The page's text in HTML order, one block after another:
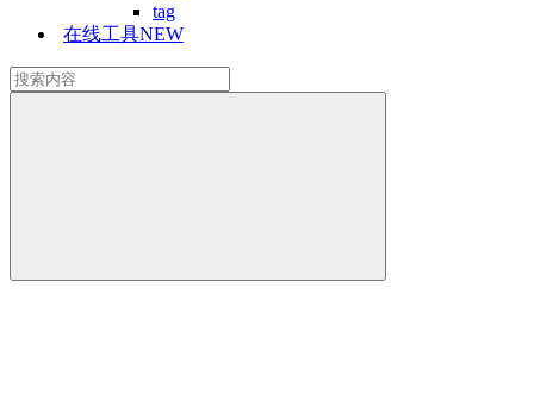
tag
在线工具NEW